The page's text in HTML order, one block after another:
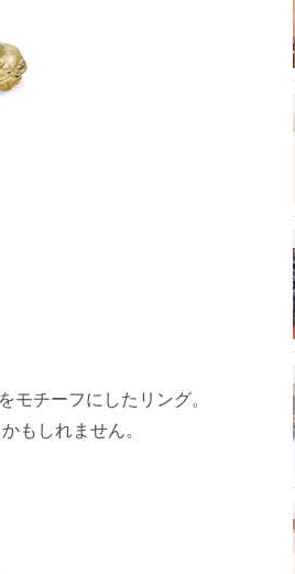
モチーフにしたリング。
もしれません。